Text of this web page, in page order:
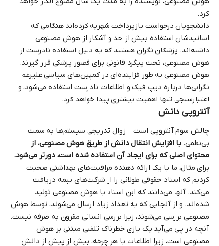
کرد.
دانشجویان درخواست بازپرداخت شهریه کرده‌اند هنگامی که
اساتیدشان استفاده بیش از حد و آشکار از هوش مصنوعی
داشته‌اند. پزشکان نگران هستند که به دلیل استفاده نادرست از
هوش مصنوعی، تحت پیگرد قانونی برای قصور پزشکی قرار گیرند.
هوش مصنوعی به طور فزاینده‌ای در کمپین‌های سیاسی علیرغم
نگرانی‌ها درباره دیپ‌ فیک و اطلاعات نادرست استفاده می‌شود، و
اعتبارسنجی تنها اهمیت بیشتری پیدا خواهد کرد.
آنتروپی دانش
چالش سوم آنتروپی است – زوال تدریجی سیستم‌ها به سمت
بی‌نظمی. با افزایش انتقال دانش از طریق هوش مصنوعی، از
محتوای اصلی که برای ایجاد آن استفاده شده است، دورتر می‌شود.
برای مثال، ما با یک ارائه‌ دهنده مراقبت‌های بهداشتی صحبت
کردیم که اسناد حقوقی طولانی را از شرکت‌های بیمه دریافت
می‌کند. آنها می‌دانند که این اسناد با هوش مصنوعی تولید
شده‌اند. و از آنجایی که به تعداد زیاد ارسال می‌شوند، توسط هوش
مصنوعی بررسی می‌شوند، زیرا بررسی انسانی مقرون‌ به‌ صرفه نیست.
آنچه در پی می‌آید یک بازی خطرناک تلفنی مبتنی بر هوش
مصنوعی است، زیرا اطلاعات با هر چرخه، بیش از پیش از دانش